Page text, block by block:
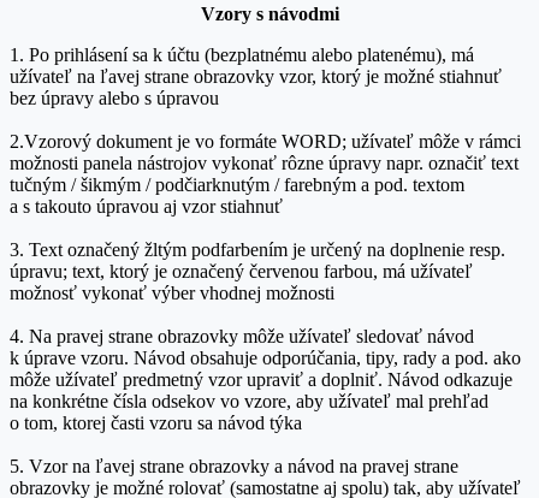
Vzory s návodmi
1. Po prihlásení sa k účtu (bezplatnému alebo platenému), má
užívateľ na ľavej strane obrazovky vzor, ktorý je možné stiahnuť
bez úpravy alebo s úpravou
2.Vzorový dokument je vo formáte WORD; užívateľ môže v rámci
možnosti panela nástrojov vykonať rôzne úpravy napr. označiť text
tučným / šikmým / podčiarknutým / farebným a pod. textom
a s takouto úpravou aj vzor stiahnuť
3. Text označený žltým podfarbením je určený na doplnenie resp.
úpravu; text, ktorý je označený červenou farbou, má užívateľ
možnosť vykonať výber vhodnej možnosti
4. Na pravej strane obrazovky môže užívateľ sledovať návod
k úprave vzoru. Návod obsahuje odporúčania, tipy, rady a pod. ako
môže užívateľ predmetný vzor upraviť a doplniť. Návod odkazuje
na konkrétne čísla odsekov vo vzore, aby užívateľ mal prehľad
o tom, ktorej časti vzoru sa návod týka
5. Vzor na ľavej strane obrazovky a návod na pravej strane
obrazovky je možné rolovať (samostatne aj spolu) tak, aby užívateľ